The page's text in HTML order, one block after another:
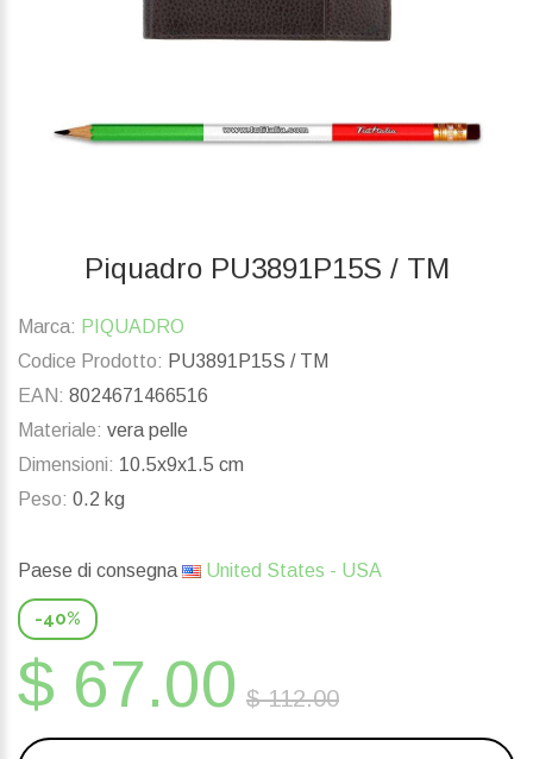
Piquadro PU3891P15S / TM
Marca: PIQUADRO
Codice Prodotto: PU3891P15S / TM
EAN: 8024671466516
Materiale: vera pelle
Dimensioni: 10.5x9x1.5 cm
Peso: 0.2 kg
Paese di consegna United States - USA
-40%
$ 67.00 $ 112.00